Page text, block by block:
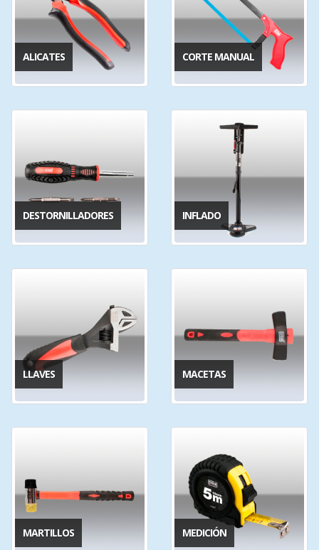
ALICATES CORTE MANUAL
DESTORNILLADORES INFLADO
LLAVES MACETAS
MARTILLOS MEDICIÓN